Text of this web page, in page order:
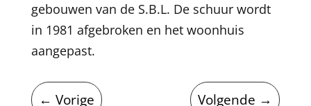
gebouwen van de S.B.L. De schuur wordt
in 1981 afgebroken en het woonhuis
aangepast.
← Vorige Volgende →